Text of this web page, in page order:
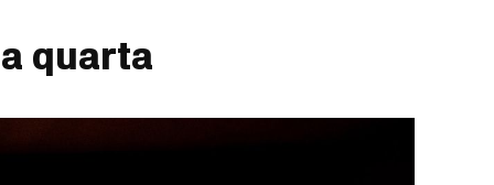
quarta